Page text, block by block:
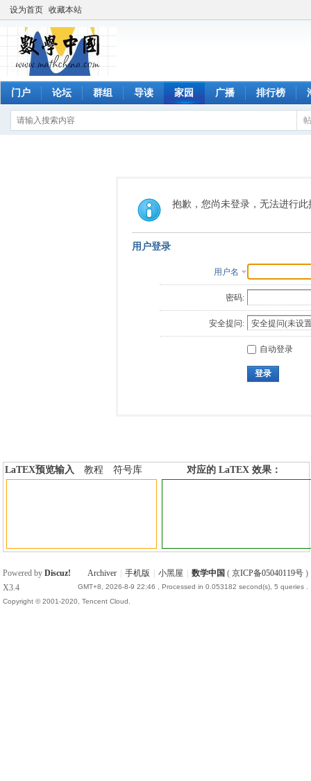
设为首页 收藏本站
门户 论坛 群组 导读 家园 广播 排行榜
抱歉，您尚未登录，无法进行此
用户登录
用户名
密码:
安全提问:
自动登录
登录
LaTEX预览输入 教程
符号库
对应的 LaTEX 效果：
Archiver 手机版 小黑屋 数学中国 ( 京ICP备05040119号)
GMT+8, 2026-8-9 22:46 , Processed in 0.053182 second(s), 5 queries .
Powered byDiscuz!
X3.4
Copyright © 2001-2020, Tencent Cloud.